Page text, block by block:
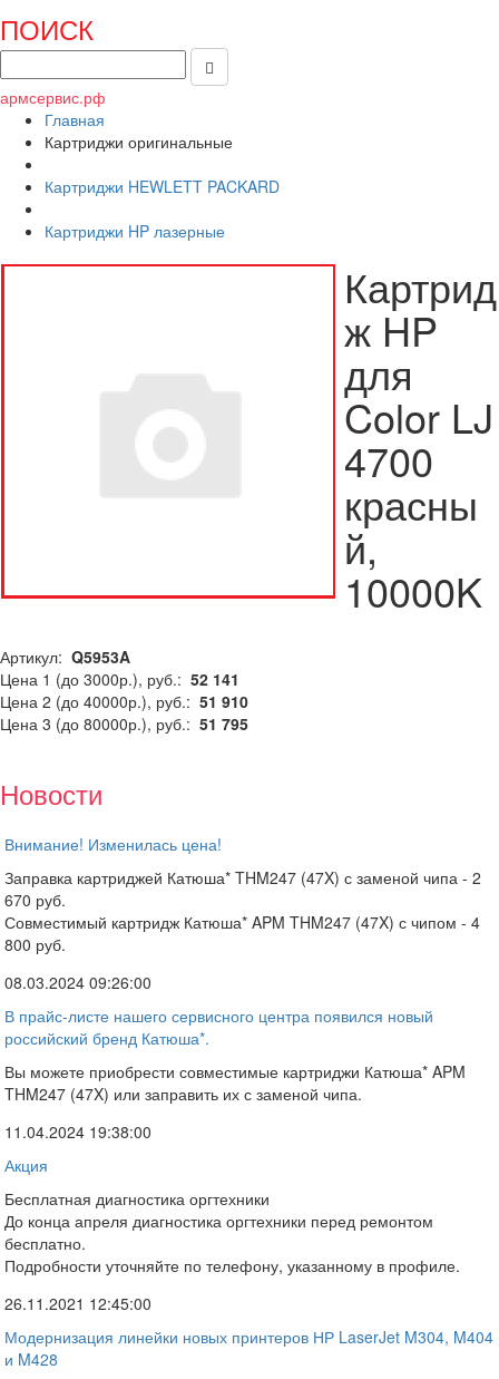
ПОИСК
армсервис.рф
Главная
Картриджи оригинальные
Картриджи HEWLETT PACKARD
Картриджи HP лазерные
Картрид
ж HP
для
Color LJ
4700
красны
й,
10000K
Артикул: Q5953A
Цена 1 (до 3000р.), руб.: 52 141
Цена 2 (до 40000р.), руб.: 51 910
Цена 3 (до 80000р.), руб.: 51 795
Новости
Внимание! Изменилась цена!
Заправка картриджей Катюша* THM247 (47X) с заменой чипа - 2
670 руб.
Совместимый картридж Катюша* APM THM247 (47X) с чипом - 4
800 руб.
08.03.2024 09:26:00
В прайс-листе нашего сервисного центра появился новый
российский бренд Катюша*.
Вы можете приобрести совместимые картриджи Катюша* APM
THM247 (47X) или заправить их с заменой чипа.
11.04.2024 19:38:00
Акция
Бесплатная диагностика оргтехники
До конца апреля диагностика оргтехники перед ремонтом
бесплатно.
Подробности уточняйте по телефону, указанному в профиле.
26.11.2021 12:45:00
Модернизация линейки новых принтеров НР LaserJet M304, M404
и M428